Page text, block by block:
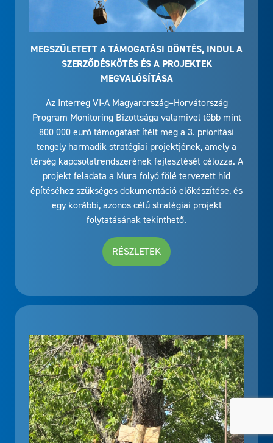
MEGSZÜLETETT A TÁMOGATÁSI DÖNTÉS, INDUL A
SZERZŐDÉSKÖTÉS ÉS A PROJEKTEK
MEGVALÓSÍTÁSA
Az Interreg VI-A Magyarország–Horvátország
Program Monitoring Bizottsága valamivel több mint
800 000 euró támogatást ítélt meg a 3. prioritási
tengely harmadik stratégiai projektjének, amely a
térség kapcsolatrendszerének fejlesztését célozza. A
projekt feladata a Mura folyó fölé tervezett híd
építéséhez szükséges dokumentáció előkészítése, és
egy korábbi, azonos célú stratégiai projekt
folytatásának tekinthető.
RÉSZLETEK